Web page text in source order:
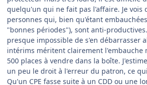
quelqu'un qui ne fait pas l'affaire. Je vois
personnes qui, bien qu'étant
"bonnes périodes"), sont anti-
presque impossible de s'en débarrasser
intérims méritent clairement l'embauche
500 places à vendre dans la boîte.
un peu le droit à l'erreur du patron, ce
Qu'un CPE fasse suite à un CDD ou une